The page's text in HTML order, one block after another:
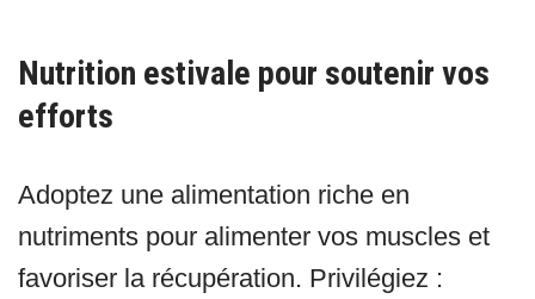
Nutrition estivale pour soutenir vos
efforts
Adoptez une alimentation riche en
nutriments pour alimenter vos muscles et
favoriser la récupération. Privilégiez :